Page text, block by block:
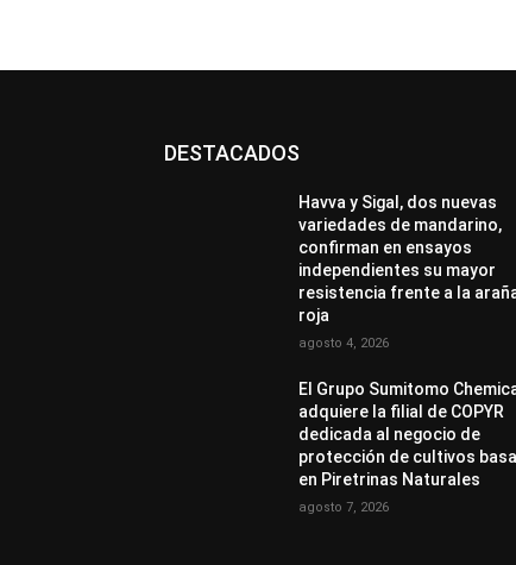
DESTACADOS
Havva y Sigal, dos nuevas
variedades de mandarino,
confirman en ensayos
independientes su mayor
resistencia frente a la
roja
agosto 4, 2026
El Grupo Sumitomo
adquiere la filial de COPYR
dedicada al negocio de
protección de cultivos
en Piretrinas Naturales
agosto 7, 2026